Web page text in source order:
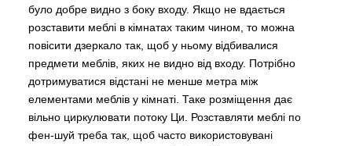
було добре видно з боку входу. Якщо не вдається
розставити меблі в кімнатах таким чином, то можна
повісити дзеркало так, щоб у ньому відбивалися
предмети меблів, яких не видно від входу. Потрібно
дотримуватися відстані не менше метра між
елементами меблів у кімнаті. Таке розміщення дає
вільно циркулювати потоку Ци. Розставляти меблі по
фен-шуй треба так, щоб часто використовувані